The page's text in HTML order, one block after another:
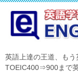
英語上達の王道、も
TOEIC400⇒900まで